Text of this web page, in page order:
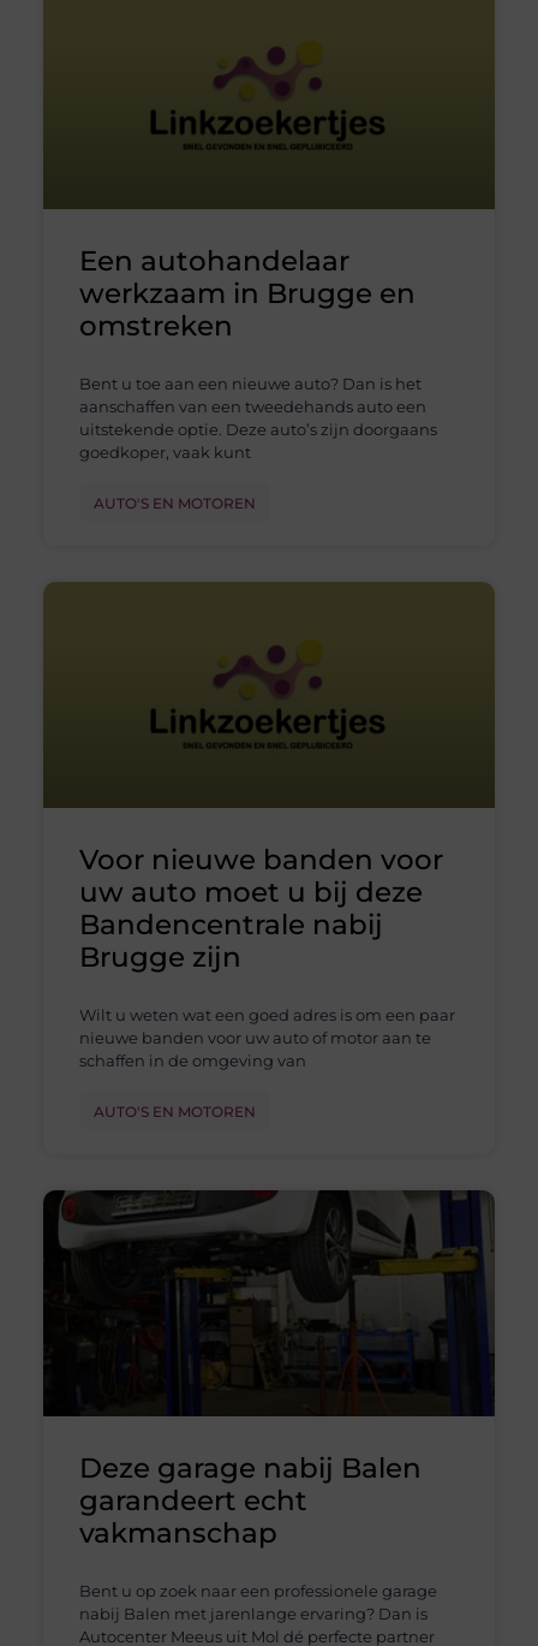
Een autohandelaar
werkzaam in Brugge en
omstreken
Bent u toe aan een nieuwe auto? Dan is het
aanschaffen van een tweedehands auto een
uitstekende optie. Deze auto’s zijn doorgaans
goedkoper, vaak kunt
AUTO'S EN MOTOREN
Voor nieuwe banden voor
uw auto moet u bij deze
Bandencentrale nabij
Brugge zijn
Wilt u weten wat een goed adres is om een paar
nieuwe banden voor uw auto of motor aan te
schaffen in de omgeving van
AUTO'S EN MOTOREN
Deze garage nabij Balen
garandeert echt
vakmanschap
Bent u op zoek naar een professionele garage
nabij Balen met jarenlange ervaring? Dan is
Autocenter Meeus uit Mol dé perfecte partner